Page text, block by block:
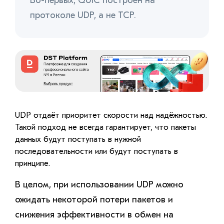
протоколе UDP, а не TCP.
UDP отдаёт приоритет скорости над надёжностью.
Такой подход не всегда гарантирует, что пакеты
данных будут поступать в нужной
последовательности или будут поступать в
принципе.
В целом, при использовании UDP можно
ожидать некоторой потери пакетов и
снижения эффективности в обмен на